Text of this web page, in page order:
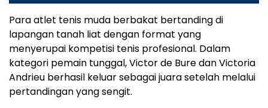
Para atlet tenis muda berbakat bertanding di
lapangan tanah liat dengan format yang
menyerupai kompetisi tenis profesional. Dalam
kategori pemain tunggal, Victor de Bure dan Victoria
Andrieu berhasil keluar sebagai juara setelah melalui
pertandingan yang sengit.